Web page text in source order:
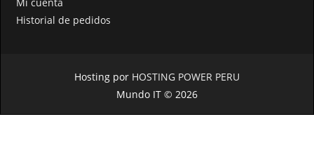
Historial de pedidos
Hosting por HOSTING POWER PERU
Mundo IT © 2026